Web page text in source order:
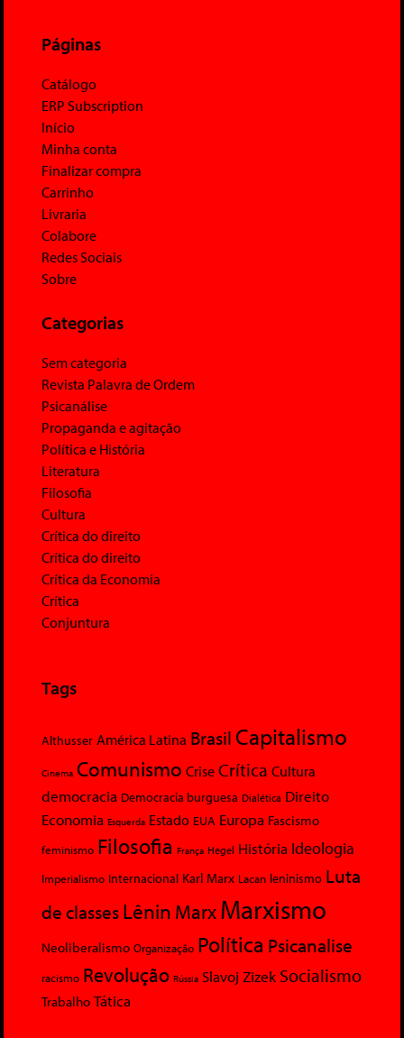
Páginas
Catálogo
ERP Subscription
Início
Minha conta
Finalizar compra
Carrinho
Livraria
Colabore
Redes Sociais
Sobre
Categorias
Sem categoria
Revista Palavra de Ordem
Psicanálise
Propaganda e agitação
Política e História
Literatura
Filosofia
Cultura
Crítica do direito
Crítica do direito
Crítica da Economia
Crítica
Conjuntura
Tags
Althusser América Latina Brasil Capitalismo
Cinema Comunismo Crise Crítica Cultura
democracia Democracia burguesa Dialética Direito
Economia Esquerda Estado EUA Europa Fascismo
feminismo Filosofia França Hegel História Ideologia
Imperialismo Internacional Karl Marx Lacan leninismo Luta
de classesLênin MarxMarxismo
Neoliberalismo Organização Política Psicanalise
racismo Revolução Rússia Slavoj Zizek Socialismo
Trabalho Tática